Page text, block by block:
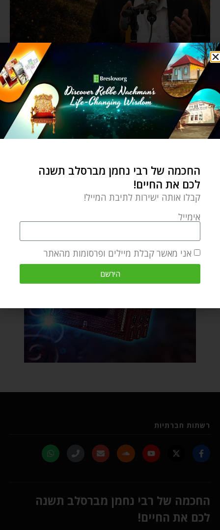
רשתות חברתיות
החכמה של רבי נחמן מברסלב תשנה
לכם את החיים!
החכמה של רבי נחמן מברסלב תשנה
לכם את החיים!
קבלו אותה ישירות לתיבת המייל!
אימייל
אני מאשר קבלת מיילים ופרסומות מהאתר
הירשם